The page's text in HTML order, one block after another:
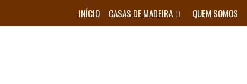
INÍCIO CASAS DE MADEIRA QUEM SOMOS